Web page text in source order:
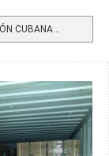
CUBANA...